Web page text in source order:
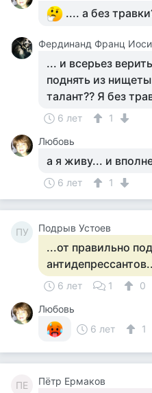
.... а без
Фердинанд Франц
... и всерьез
поднять из
талант?? Я без
6 лет
1
Любовь
а я живу... и
6 лет 1
ПУ Подрыв Устоев
...от правильно
6 лет 1
0
Любовь
6 лет
1
ПЕ Пётр Ермаков